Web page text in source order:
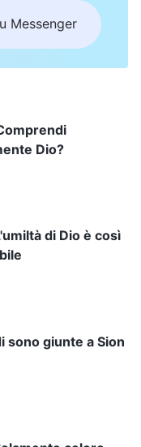
Messenger
Dio?
di Dio è così
sono giunte a Sion